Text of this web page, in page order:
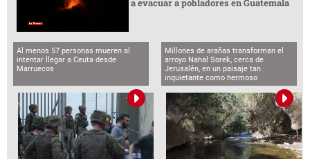
a evacuar a pobladores en Guatemala
Al menos 57 personas mueren al
intentar llegar a Ceuta desde
Marruecos
Millones de arañas transforman el
arroyo Nahal Sorek, cerca de
Jerusalén, en un paisaje tan
inquietante como hermoso